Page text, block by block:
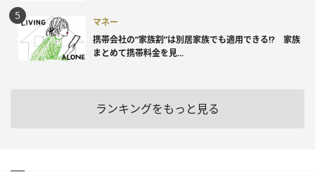
マネー
携帯会社の“家族割”は別居家族でも適用できる!? 家族
まとめて携帯料金を見...
ランキングをもっと見る